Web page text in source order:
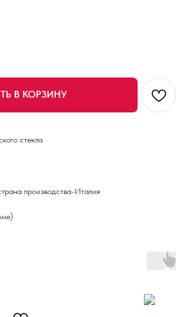
В КОРЗИНУ
стекла
производства-Италия